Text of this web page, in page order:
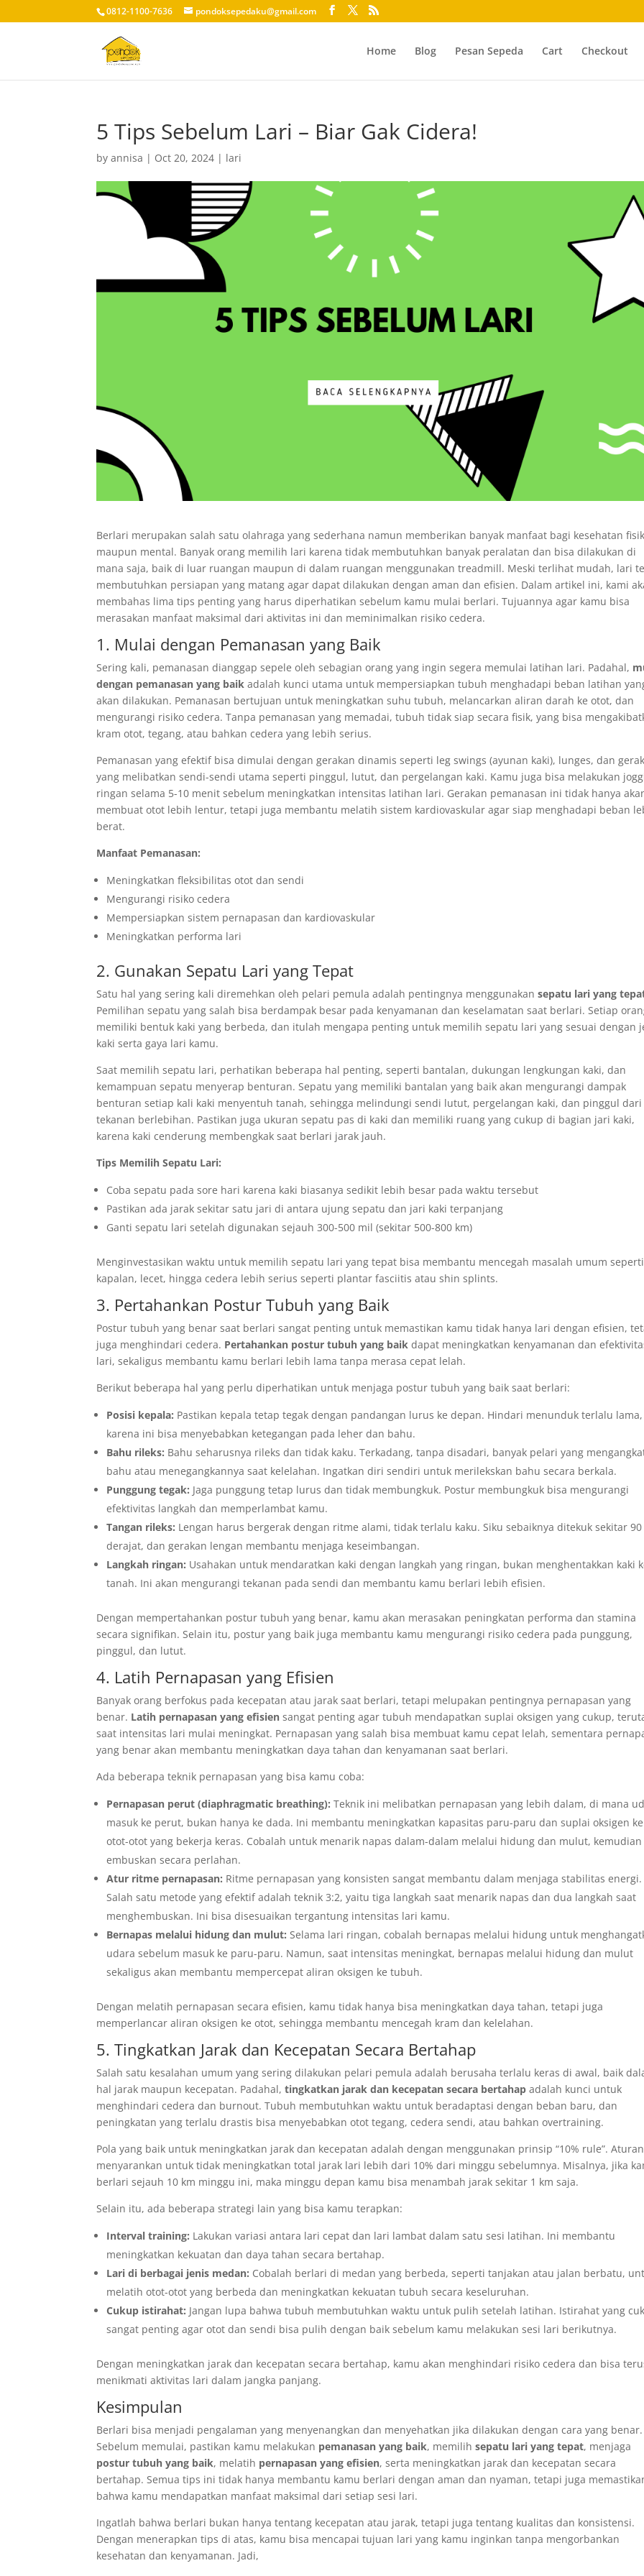
0812-1100-7636 pondoksepedaku@gmail.com
Home Blog Pesan Sepeda Cart Checkout
5 Tips Sebelum Lari – Biar Gak Cidera!
byannisa | Oct 20, 2024 | lari
Berlari merupakan salah satu olahraga yang sederhana namun memberikan banyak manfaat bagi kesehatan fisik
maupun mental. Banyak orang memilih lari karena tidak membutuhkan banyak peralatan dan bisa dilakukan di
mana saja, baik di luar ruangan maupun di dalam ruangan menggunakan treadmill. Meski terlihat mudah, lari
membutuhkan persiapan yang matang agar dapat dilakukan dengan aman dan efisien. Dalam artikel ini, kami
membahas lima tips penting yang harus diperhatikan sebelum kamu mulai berlari. Tujuannya agar kamu bisa
merasakan manfaat maksimal dari aktivitas ini dan meminimalkan risiko cedera.
1. Mulai dengan Pemanasan yang Baik
Sering kali, pemanasan dianggap sepele oleh sebagian orang yang ingin segera memulai latihan lari. Padahal,
dengan pemanasan yang baik adalah kunci utama untuk mempersiapkan tubuh menghadapi beban latihan
akan dilakukan. Pemanasan bertujuan untuk meningkatkan suhu tubuh, melancarkan aliran darah ke otot, dan
mengurangi risiko cedera. Tanpa pemanasan yang memadai, tubuh tidak siap secara fisik, yang bisa
kram otot, tegang, atau bahkan cedera yang lebih serius.
Pemanasan yang efektif bisa dimulai dengan gerakan dinamis seperti leg swings (ayunan kaki), lunges, dan
yang melibatkan sendi-sendi utama seperti pinggul, lutut, dan pergelangan kaki. Kamu juga bisa melakukan
ringan selama 5-10 menit sebelum meningkatkan intensitas latihan lari. Gerakan pemanasan ini tidak hanya
membuat otot lebih lentur, tetapi juga membantu melatih sistem kardiovaskular agar siap menghadapi beban
berat.
Manfaat Pemanasan:
Meningkatkan fleksibilitas otot dan sendi
Mengurangi risiko cedera
Mempersiapkan sistem pernapasan dan kardiovaskular
Meningkatkan performa lari
2. Gunakan Sepatu Lari yang Tepat
Satu hal yang sering kali diremehkan oleh pelari pemula adalah pentingnya menggunakansepatu lari yang
Pemilihan sepatu yang salah bisa berdampak besar pada kenyamanan dan keselamatan saat berlari. Setiap
memiliki bentuk kaki yang berbeda, dan itulah mengapa penting untuk memilih sepatu lari yang sesuai dengan
kaki serta gaya lari kamu.
Saat memilih sepatu lari, perhatikan beberapa hal penting, seperti bantalan, dukungan lengkungan kaki, dan
kemampuan sepatu menyerap benturan. Sepatu yang memiliki bantalan yang baik akan mengurangi dampak
benturan setiap kali kaki menyentuh tanah, sehingga melindungi sendi lutut, pergelangan kaki, dan pinggul dari
tekanan berlebihan. Pastikan juga ukuran sepatu pas di kaki dan memiliki ruang yang cukup di bagian jari kaki,
karena kaki cenderung membengkak saat berlari jarak jauh.
Tips Memilih Sepatu Lari:
Coba sepatu pada sore hari karena kaki biasanya sedikit lebih besar pada waktu tersebut
Pastikan ada jarak sekitar satu jari di antara ujung sepatu dan jari kaki terpanjang
Ganti sepatu lari setelah digunakan sejauh 300-500 mil (sekitar 500-800 km)
Menginvestasikan waktu untuk memilih sepatu lari yang tepat bisa membantu mencegah masalah umum seperti
kapalan, lecet, hingga cedera lebih serius seperti plantar fasciitis atau shin splints.
3. Pertahankan Postur Tubuh yang Baik
Postur tubuh yang benar saat berlari sangat penting untuk memastikan kamu tidak hanya lari dengan efisien,
juga menghindari cedera. Pertahankan postur tubuh yang baik dapat meningkatkan kenyamanan dan
lari, sekaligus membantu kamu berlari lebih lama tanpa merasa cepat lelah.
Berikut beberapa hal yang perlu diperhatikan untuk menjaga postur tubuh yang baik saat berlari:
Posisi kepala: Pastikan kepala tetap tegak dengan pandangan lurus ke depan. Hindari menunduk terlalu lama,
karena ini bisa menyebabkan ketegangan pada leher dan bahu.
Bahu rileks: Bahu seharusnya rileks dan tidak kaku. Terkadang, tanpa disadari, banyak pelari yang
bahu atau menegangkannya saat kelelahan. Ingatkan diri sendiri untuk merilekskan bahu secara berkala.
Punggung tegak: Jaga punggung tetap lurus dan tidak membungkuk. Postur membungkuk bisa mengurangi
efektivitas langkah dan memperlambat kamu.
Tangan rileks: Lengan harus bergerak dengan ritme alami, tidak terlalu kaku. Siku sebaiknya ditekuk sekitar 90
derajat, dan gerakan lengan membantu menjaga keseimbangan.
Langkah ringan: Usahakan untuk mendaratkan kaki dengan langkah yang ringan, bukan menghentakkan kaki
tanah. Ini akan mengurangi tekanan pada sendi dan membantu kamu berlari lebih efisien.
Dengan mempertahankan postur tubuh yang benar, kamu akan merasakan peningkatan performa dan stamina
secara signifikan. Selain itu, postur yang baik juga membantu kamu mengurangi risiko cedera pada punggung,
pinggul, dan lutut.
4. Latih Pernapasan yang Efisien
Banyak orang berfokus pada kecepatan atau jarak saat berlari, tetapi melupakan pentingnya pernapasan yang
benar. Latih pernapasan yang efisien sangat penting agar tubuh mendapatkan suplai oksigen yang cukup,
saat intensitas lari mulai meningkat. Pernapasan yang salah bisa membuat kamu cepat lelah, sementara
yang benar akan membantu meningkatkan daya tahan dan kenyamanan saat berlari.
Ada beberapa teknik pernapasan yang bisa kamu coba:
Pernapasan perut (diaphragmatic breathing): Teknik ini melibatkan pernapasan yang lebih dalam, di mana
masuk ke perut, bukan hanya ke dada. Ini membantu meningkatkan kapasitas paru-paru dan suplai oksigen ke
otot-otot yang bekerja keras. Cobalah untuk menarik napas dalam-dalam melalui hidung dan mulut, kemudian
embuskan secara perlahan.
Atur ritme pernapasan: Ritme pernapasan yang konsisten sangat membantu dalam menjaga stabilitas energi.
Salah satu metode yang efektif adalah teknik 3:2, yaitu tiga langkah saat menarik napas dan dua langkah saat
menghembuskan. Ini bisa disesuaikan tergantung intensitas lari kamu.
Bernapas melalui hidung dan mulut: Selama lari ringan, cobalah bernapas melalui hidung untuk
udara sebelum masuk ke paru-paru. Namun, saat intensitas meningkat, bernapas melalui hidung dan mulut
sekaligus akan membantu mempercepat aliran oksigen ke tubuh.
Dengan melatih pernapasan secara efisien, kamu tidak hanya bisa meningkatkan daya tahan, tetapi juga
memperlancar aliran oksigen ke otot, sehingga membantu mencegah kram dan kelelahan.
5. Tingkatkan Jarak dan Kecepatan Secara Bertahap
Salah satu kesalahan umum yang sering dilakukan pelari pemula adalah berusaha terlalu keras di awal, baik
hal jarak maupun kecepatan. Padahal,tingkatkan jarak dan kecepatan secara bertahap adalah kunci untuk
menghindari cedera dan burnout. Tubuh membutuhkan waktu untuk beradaptasi dengan beban baru, dan
peningkatan yang terlalu drastis bisa menyebabkan otot tegang, cedera sendi, atau bahkan overtraining.
Pola yang baik untuk meningkatkan jarak dan kecepatan adalah dengan menggunakan prinsip “10% rule”.
menyarankan untuk tidak meningkatkan total jarak lari lebih dari 10% dari minggu sebelumnya. Misalnya, jika
berlari sejauh 10 km minggu ini, maka minggu depan kamu bisa menambah jarak sekitar 1 km saja.
Selain itu, ada beberapa strategi lain yang bisa kamu terapkan:
Interval training: Lakukan variasi antara lari cepat dan lari lambat dalam satu sesi latihan. Ini membantu
meningkatkan kekuatan dan daya tahan secara bertahap.
Lari di berbagai jenis medan: Cobalah berlari di medan yang berbeda, seperti tanjakan atau jalan berbatu,
melatih otot-otot yang berbeda dan meningkatkan kekuatan tubuh secara keseluruhan.
Cukup istirahat: Jangan lupa bahwa tubuh membutuhkan waktu untuk pulih setelah latihan. Istirahat yang
sangat penting agar otot dan sendi bisa pulih dengan baik sebelum kamu melakukan sesi lari berikutnya.
Dengan meningkatkan jarak dan kecepatan secara bertahap, kamu akan menghindari risiko cedera dan bisa
menikmati aktivitas lari dalam jangka panjang.
Kesimpulan
Berlari bisa menjadi pengalaman yang menyenangkan dan menyehatkan jika dilakukan dengan cara yang benar.
Sebelum memulai, pastikan kamu melakukan pemanasan yang baik, memilihsepatu lari yang tepat, menjaga
postur tubuh yang baik, melatih pernapasan yang efisien, serta meningkatkan jarak dan kecepatan secara
bertahap. Semua tips ini tidak hanya membantu kamu berlari dengan aman dan nyaman, tetapi juga
bahwa kamu mendapatkan manfaat maksimal dari setiap sesi lari.
Ingatlah bahwa berlari bukan hanya tentang kecepatan atau jarak, tetapi juga tentang kualitas dan konsistensi.
Dengan menerapkan tips di atas, kamu bisa mencapai tujuan lari yang kamu inginkan tanpa mengorbankan
kesehatan dan kenyamanan. Jadi,